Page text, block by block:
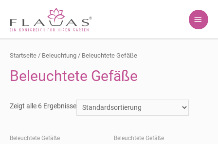
Startseite / Beleuchtung / Beleuchtete Gefäße
Beleuchtete Gefäße
Zeigt alle 6 Ergebnisse
Beleuchtete Gefäße Beleuchtete Gefäße